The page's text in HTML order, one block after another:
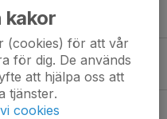
öppen
kakor
(cookies) för att vår
för dig. De används
att hjälpa oss att
tjänster.
cookies